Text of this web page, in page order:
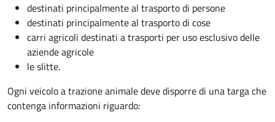
destinati principalmente al trasporto di persone
destinati principalmente al trasporto di cose
carri agricoli destinati a trasporti per uso esclusivo delle
aziende agricole
le slitte.
Ogni veicolo a trazione animale deve disporre di una targa che
contenga informazioni riguardo: